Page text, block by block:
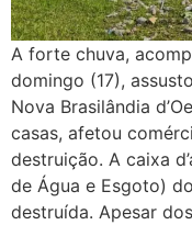
A forte chuva,
domingo (17),
Nova Brasilândia
casas, afetou
destruição. A caixa
de Água e Esgoto)
destruída. Apesar